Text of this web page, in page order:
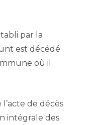
par la
est décédé
où il
de décès
intégrale des